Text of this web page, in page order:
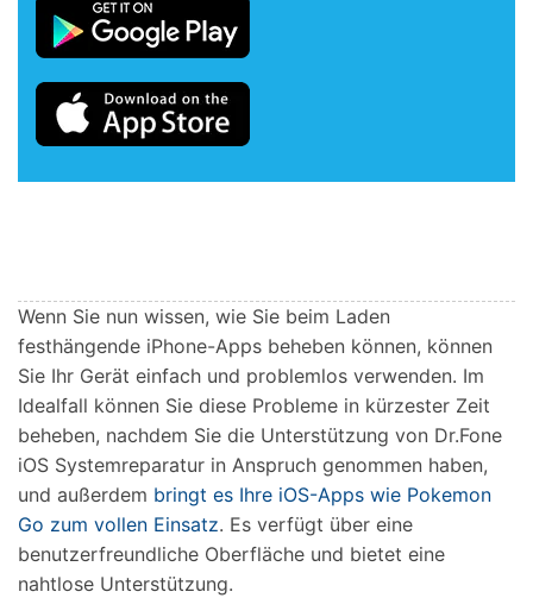
Wenn Sie nun wissen, wie Sie beim Laden
festhängende iPhone-Apps beheben können, können
Sie Ihr Gerät einfach und problemlos verwenden. Im
Idealfall können Sie diese Probleme in kürzester Zeit
beheben, nachdem Sie die Unterstützung von Dr.Fone
iOS Systemreparatur in Anspruch genommen haben,
und außerdem bringt es Ihre iOS-Apps wie Pokemon
Go zum vollen Einsatz. Es verfügt über eine
benutzerfreundliche Oberfläche und bietet eine
nahtlose Unterstützung.